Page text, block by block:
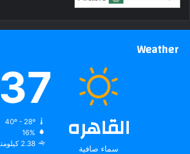
Weather
القاهره
سماء صافية
37
40º - 28º
16%
2.38 كيلومتر/ساعة